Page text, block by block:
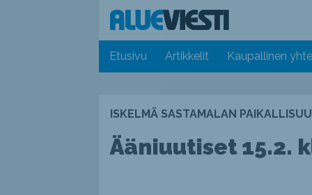
Etusivu Artikkelit Kaupallinen
ISKELMÄ SASTAMALAN
Ääniuutiset 15.2.